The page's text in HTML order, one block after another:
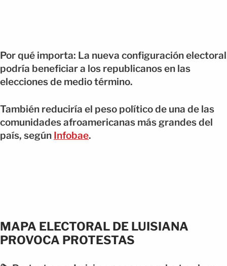
Por qué importa: La nueva configuración electoral
podría beneficiar a los republicanos en las
elecciones de medio término.
También reduciría el peso político de una de las
comunidades afroamericanas más grandes del
país, según Infobae.
MAPA ELECTORAL DE LUISIANA
PROVOCA PROTESTAS